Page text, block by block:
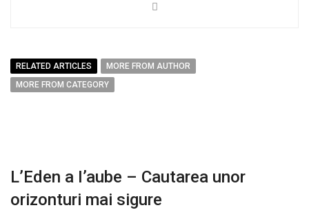
RELATED ARTICLES
MORE FROM AUTHOR
MORE FROM CATEGORY
L’Eden a I’aube – Cautarea unor
orizonturi mai sigure